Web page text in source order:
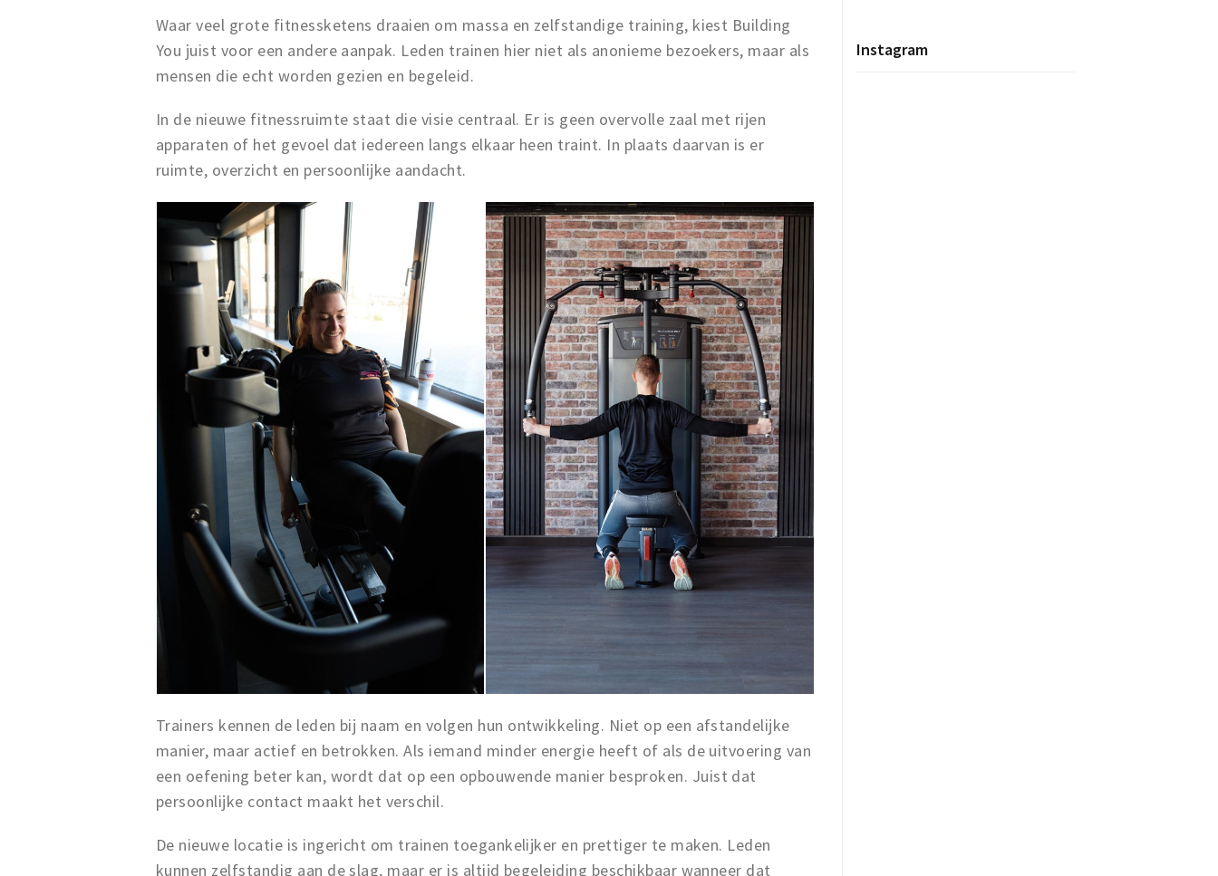
Waar veel grote fitnessketens draaien om massa en zelfstandige training, kiest Building
You juist voor een andere aanpak. Leden trainen hier niet als anonieme bezoekers, maar als
mensen die echt worden gezien en begeleid.
In de nieuwe fitnessruimte staat die visie centraal. Er is geen overvolle zaal met rijen
apparaten of het gevoel dat iedereen langs elkaar heen traint. In plaats daarvan is er
ruimte, overzicht en persoonlijke aandacht.
Trainers kennen de leden bij naam en volgen hun ontwikkeling. Niet op een afstandelijke
manier, maar actief en betrokken. Als iemand minder energie heeft of als de uitvoering van
een oefening beter kan, wordt dat op een opbouwende manier besproken. Juist dat
persoonlijke contact maakt het verschil.
De nieuwe locatie is ingericht om trainen toegankelijker en prettiger te maken. Leden
kunnen zelfstandig aan de slag, maar er is altijd begeleiding beschikbaar wanneer dat
Instagram